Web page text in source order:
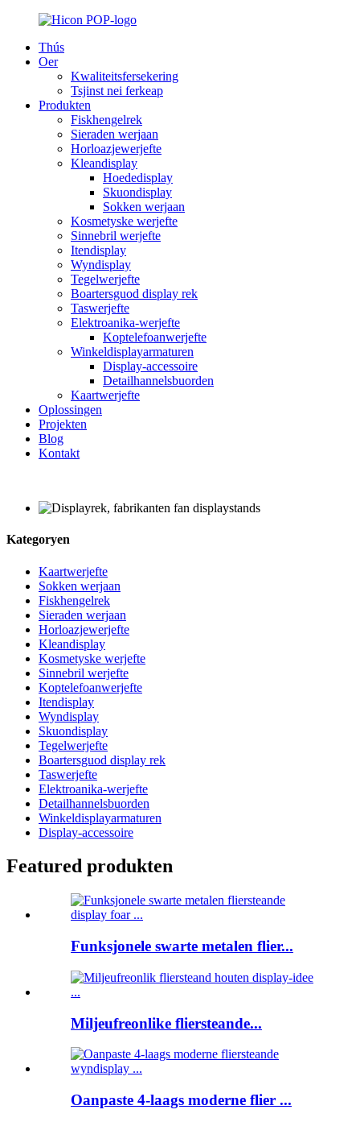
Thús
Oer
Kwaliteitsfersekering
Tsjinst nei ferkeap
Produkten
Fiskhengelrek
Sieraden werjaan
Horloazjewerjefte
Kleandisplay
Hoededisplay
Skuondisplay
Sokken werjaan
Kosmetyske werjefte
Sinnebril werjefte
Itendisplay
Wyndisplay
Tegelwerjefte
Boartersguod display rek
Taswerjefte
Elektroanika-werjefte
Koptelefoanwerjefte
Winkeldisplayarmaturen
Display-accessoire
Detailhannelsbuorden
Kaartwerjefte
Oplossingen
Projekten
Blog
Kontakt
Kategoryen
Kaartwerjefte
Sokken werjaan
Fiskhengelrek
Sieraden werjaan
Horloazjewerjefte
Kleandisplay
Kosmetyske werjefte
Sinnebril werjefte
Koptelefoanwerjefte
Itendisplay
Wyndisplay
Skuondisplay
Tegelwerjefte
Boartersguod display rek
Taswerjefte
Elektroanika-werjefte
Detailhannelsbuorden
Winkeldisplayarmaturen
Display-accessoire
Featured produkten
Funksjonele swarte metalen flier...
Miljeufreonlike fliersteande...
Oanpaste 4-laags moderne flier ...